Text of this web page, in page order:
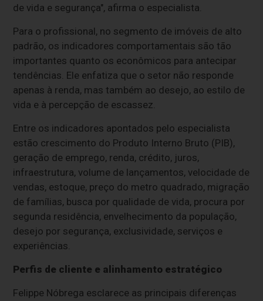
de vida e segurança", afirma o especialista.
Para o profissional, no segmento de imóveis de alto
padrão, os indicadores comportamentais são tão
importantes quanto os econômicos para antecipar
tendências. Ele enfatiza que o setor não responde
apenas à renda, mas também ao desejo, ao estilo de
vida e à percepção de escassez.
Entre os indicadores apontados pelo especialista
estão crescimento do Produto Interno Bruto (PIB),
geração de emprego, renda, crédito, juros,
infraestrutura, volume de lançamentos, velocidade de
vendas, estoque, preço do metro quadrado, migração
de famílias, busca por qualidade de vida, procura por
segunda residência, envelhecimento da população,
desejo por segurança, exclusividade, serviços e
experiências.
Perfis de cliente e alinhamento estratégico
Felippe Nóbrega esclarece as principais diferenças